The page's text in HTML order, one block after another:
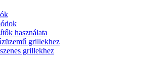
használata
grillekhez
grillekhez